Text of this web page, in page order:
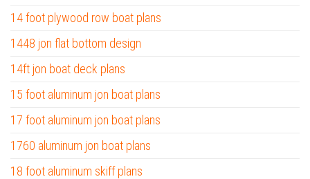
14 foot plywood row boat plans
1448 jon flat bottom design
14ft jon boat deck plans
15 foot aluminum jon boat plans
17 foot aluminum jon boat plans
1760 aluminum jon boat plans
18 foot aluminum skiff plans